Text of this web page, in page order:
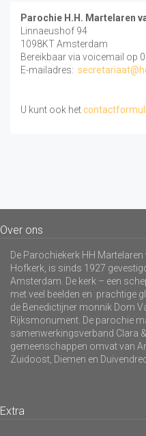
Parochie H.H. Martelaren
Linnaeushof 94
1098KT Amsterdam
Bereikbaar via voicemail op
E-mailadres:
U kunt ook het
Over ons
De Parochiekerk HH
Hofkerk, is sinds 1927
Amsterdam. De kerk – een
met veel beelden en prachtige
de Benedictijner monnik Dom
Rijksmonument. De parochie
samenwerkingsverband Clara
gemeenschappen omvat van
Zuidoost, Diemen en
Extra